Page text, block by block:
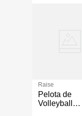
Raise
Pelota de
Volleyball